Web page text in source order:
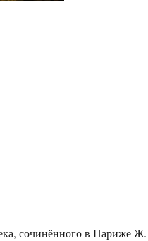
сочинённого в Париже Ж.